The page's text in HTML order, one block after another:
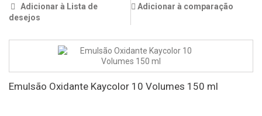
Adicionar à Lista de
desejos
Adicionar à comparação
Emulsão Oxidante Kaycolor 10 Volumes 150 ml